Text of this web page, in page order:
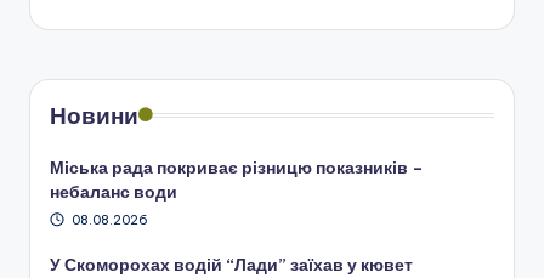
Новини
Міська рада покриває різницю показників –
небаланс води
08.08.2026
У Скоморохах водій “Лади” заїхав у кювет